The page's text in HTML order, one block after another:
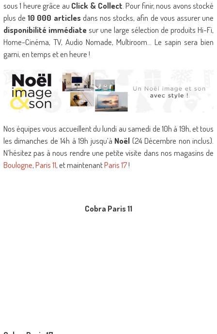
sous 1 heure grâce au Click & Collect . Pour finir, nous avons stocké
plus de10 000 articlesdans nos stocks, afin de vous assurer une
disponibilité immédiatesur une large sélection de produits Hi-Fi,
Home-Cinéma, TV, Audio Nomade, Multiroom… Le sapin sera bien
garni, en temps et en heure !
Nos équipes vous accueillent du lundi au samedi de 10h à 19h, et tous
les dimanches de 14h à 19h jusqu’à Noël (24 Décembre non inclus).
N’hésitez pas à nous rendre une petite visite dans nos magasins de
Boulogne,Paris 11, et maintenantParis 17!
Cobra Paris 11